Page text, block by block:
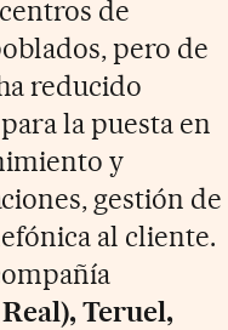
de
pero de
reducido
la puesta en
y
gestión de
al cliente.
Teruel,